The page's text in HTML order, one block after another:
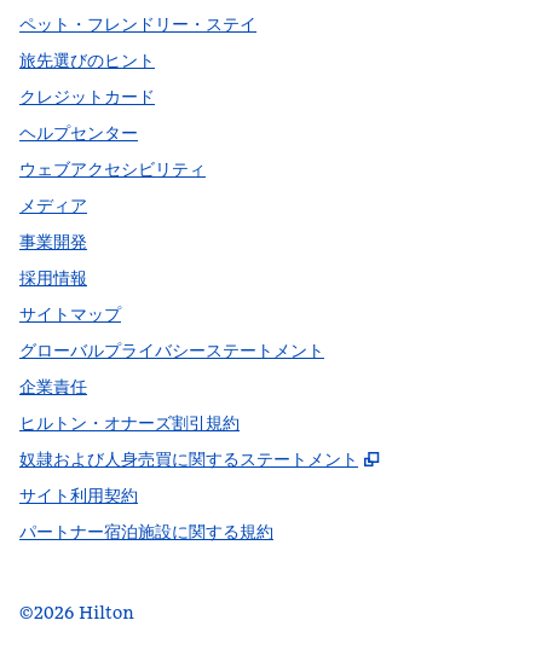
ペット・フレンドリー・ステイ
旅先選びのヒント
クレジットカード
ヘルプセンター
ウェブアクセシビリティ
メディア
事業開発
採用情報
サイトマップ
グローバルプライバシーステートメント
企業責任
ヒルトン・オナーズ割引規約
奴隷および人身売買に関するステートメント
,
サイト利用契約
パートナー宿泊施設に関する規約
©2026 Hilton